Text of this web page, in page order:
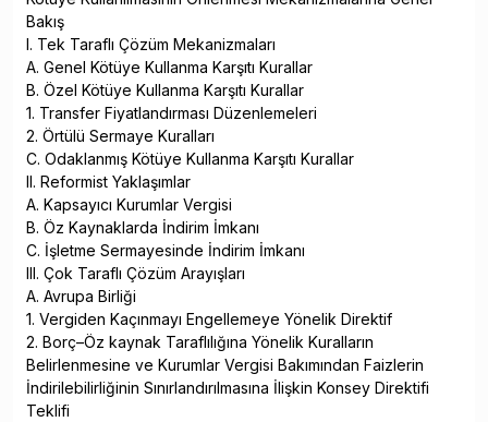
Bakış
I. Tek Taraflı Çözüm Mekanizmaları
A. Genel Kötüye Kullanma Karşıtı Kurallar
B. Özel Kötüye Kullanma Karşıtı Kurallar
1. Transfer Fiyatlandırması Düzenlemeleri
2. Örtülü Sermaye Kuralları
C. Odaklanmış Kötüye Kullanma Karşıtı Kurallar
II. Reformist Yaklaşımlar
A. Kapsayıcı Kurumlar Vergisi
B. Öz Kaynaklarda İndirim İmkanı
C. İşletme Sermayesinde İndirim İmkanı
III. Çok Taraflı Çözüm Arayışları
A. Avrupa Birliği
1. Vergiden Kaçınmayı Engellemeye Yönelik Direktif
2. Borç–Öz kaynak Taraflılığına Yönelik Kuralların
Belirlenmesine ve Kurumlar Vergisi Bakımından Faizlerin
İndirilebilirliğinin Sınırlandırılmasına İlişkin Konsey Direktifi
Teklifi